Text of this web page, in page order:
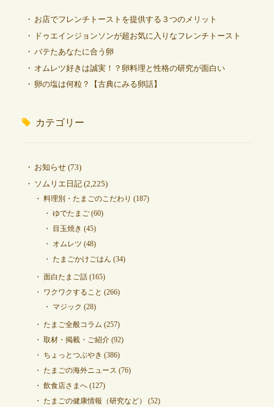
お店でフレンチトーストを提供する３つのメリット
ドゥエインジョンソンが超お気に入りなフレンチトースト
バテたあなたに合う卵
オムレツ好きは誠実！？卵料理と性格の研究が面白い
卵の塩は何粒？【古典にみる卵話】
カテゴリー
お知らせ(73)
ソムリエ日記(2,225)
料理別・たまごのこだわり (187)
ゆでたまご(60)
目玉焼き (45)
オムレツ (48)
たまごかけごはん (34)
面白たまご話(165)
ワクワクすること (266)
マジック (28)
たまご全般コラム (257)
取材・掲載・ご紹介(92)
ちょっとつぶやき (386)
たまごの海外ニュース (76)
飲食店さまへ(127)
たまごの健康情報（研究など）
(52)